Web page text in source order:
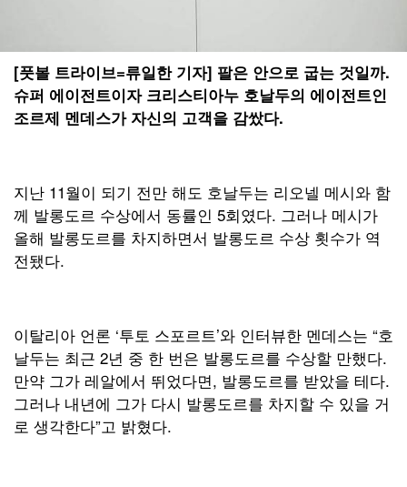
[풋볼 트라이브=류일한 기자] 팔은 안으로 굽는 것일까.
슈퍼 에이전트이자 크리스티아누 호날두의 에이전트인
조르제 멘데스가 자신의 고객을 감쌌다.
지난 11월이 되기 전만 해도 호날두는 리오넬 메시와 함
께 발롱도르 수상에서 동률인 5회였다. 그러나 메시가
올해 발롱도르를 차지하면서 발롱도르 수상 횟수가 역
전됐다.
이탈리아 언론 ‘투토 스포르트’와 인터뷰한 멘데스는 “호
날두는 최근 2년 중 한 번은 발롱도르를 수상할 만했다.
만약 그가 레알에서 뛰었다면, 발롱도르를 받았을 테다.
그러나 내년에 그가 다시 발롱도르를 차지할 수 있을 거
로 생각한다”고 밝혔다.